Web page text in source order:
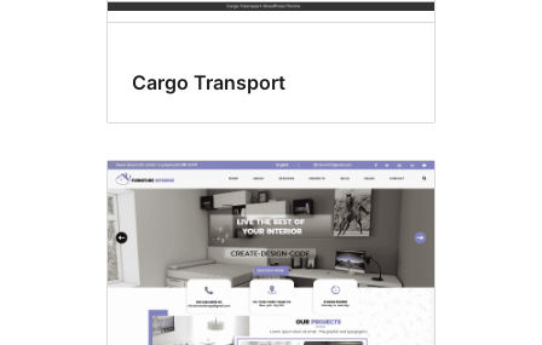
Cargo Transport